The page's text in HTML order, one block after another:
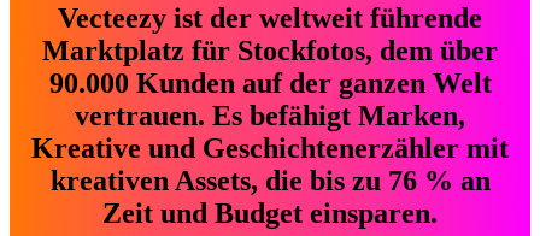
Vecteezy ist der weltweit führende
Marktplatz für Stockfotos, dem über
90.000 Kunden auf der ganzen Welt
vertrauen. Es befähigt Marken,
Kreative und Geschichtenerzähler mit
kreativen Assets, die bis zu 76 % an
Zeit und Budget einsparen.